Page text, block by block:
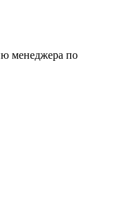
менеджера по